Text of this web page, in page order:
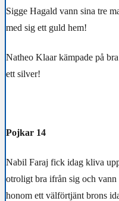
Sigge Hagald vann sina tre
med sig ett guld hem!
Natheo Klaar kämpade på
ett silver!
Pojkar 14
Nabil Faraj fick idag kliva
otroligt bra ifrån sig och
honom ett välförtjänt brons